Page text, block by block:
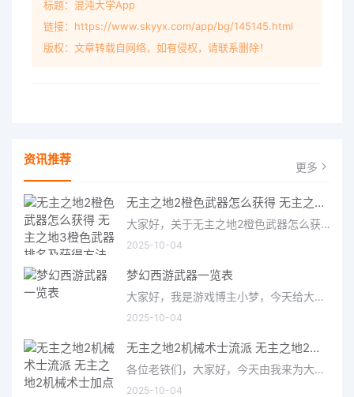
标题：混沌大学App
链接：https://www.skyyx.com/app/bg/145145.html
版权：文章转载自网络，如有侵权，请联系删除！
资讯推荐 更多
无主之地2橙色武器怎么获得 无主之地3橙色武器排名及获得方法
大家好，关于无主之地2橙色武器怎么获得很多朋友都还不太明白，今天小编就来为大家分享关于无主之地3橙色武器排
2025-10-04
梦幻西游武器一览表
大家好，我是游戏博主小梦，今天给大家带来的是梦幻西游武器一览表。作为一款经典的国产MMORPG游戏，梦幻西游拥有
2025-10-04
无主之地2机械术士流派 无主之地2机械术士加点
各位老铁们，大家好，今天由我来为大家分享无主之地2机械术士流派，以及无主之地2机械术士加点的相关问题知识，希望
2025-10-04